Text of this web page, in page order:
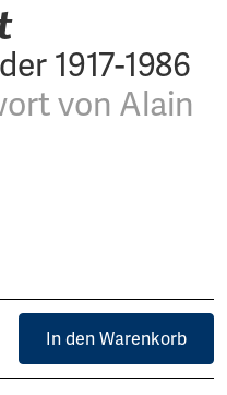
1917-1986
von Alain
In den Warenkorb